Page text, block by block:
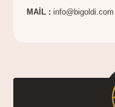
MAİL :info@bigoldi.com